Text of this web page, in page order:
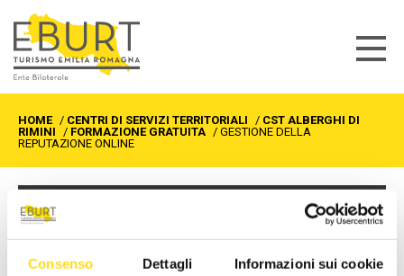
Consenso Dettagli Informazioni sui cookie
HOME / CENTRI DI SERVIZI TERRITORIALI / CST ALBERGHI DI
RIMINI / FORMAZIONE GRATUITA / GESTIONE DELLA
REPUTAZIONE ONLINE
Formazione gratuita